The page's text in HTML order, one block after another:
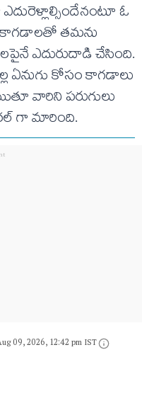
ఓ
కాగడాలతో తమను
ఎదురుదాడి చేసింది.
ఏనుగు కోసం కాగడాలు
వారిని పరుగులు
గా మారింది.
09, 2026, 12:42 pm IST